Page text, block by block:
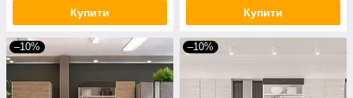
Купити Купити
–10% –10%